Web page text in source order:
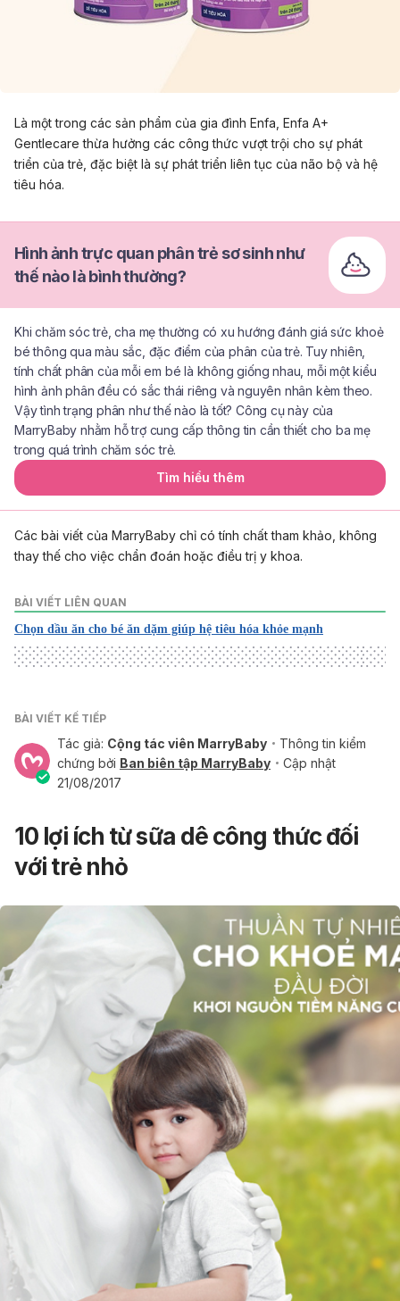
Là một trong các sản phẩm của gia đình Enfa, Enfa A+
Gentlecare thừa hưởng các công thức vượt trội cho sự phát
triển của trẻ, đặc biệt là sự phát triển liên tục của não bộ và hệ
tiêu hóa.
Hình ảnh trực quan phân trẻ sơ sinh như
thế nào là bình thường?
Khi chăm sóc trẻ, cha mẹ thường có xu hướng đánh giá sức khoẻ
bé thông qua màu sắc, đặc điểm của phân của trẻ. Tuy nhiên,
tính chất phân của mỗi em bé là không giống nhau, mỗi một kiểu
hình ảnh phân đều có sắc thái riêng và nguyên nhân kèm theo.
Vậy tình trạng phân như thế nào là tốt? Công cụ này của
MarryBaby nhằm hỗ trợ cung cấp thông tin cần thiết cho ba mẹ
trong quá trình chăm sóc trẻ.
Tìm hiểu thêm
Các bài viết của MarryBaby chỉ có tính chất tham khảo, không
thay thế cho việc chẩn đoán hoặc điều trị y khoa.
BÀI VIẾT LIÊN QUAN
Chọn dầu ăn cho bé ăn dặm giúp hệ tiêu hóa khỏe mạnh
BÀI VIẾT KẾ TIẾP
Tác giả: Cộng tác viên MarryBaby
Thông tin kiểm
chứng bởi Ban biên tập MarryBaby
Cập nhật
21/08/2017
10 lợi ích từ sữa dê công thức đối
với trẻ nhỏ